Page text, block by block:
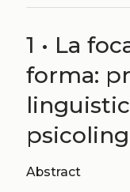
1 • La
forma:
Abstract